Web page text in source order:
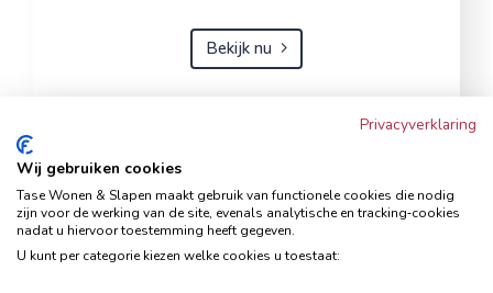
Bekijk nu
metaal
Opbergkasten
Privacyverklaring
Wij gebruiken cookies
Tase Wonen & Slapen maakt gebruik van functionele cookies die nodig
zijn voor de werking van de site, evenals analytische en tracking‑cookies
nadat u hiervoor toestemming heeft gegeven.
U kunt per categorie kiezen welke cookies u toestaat: